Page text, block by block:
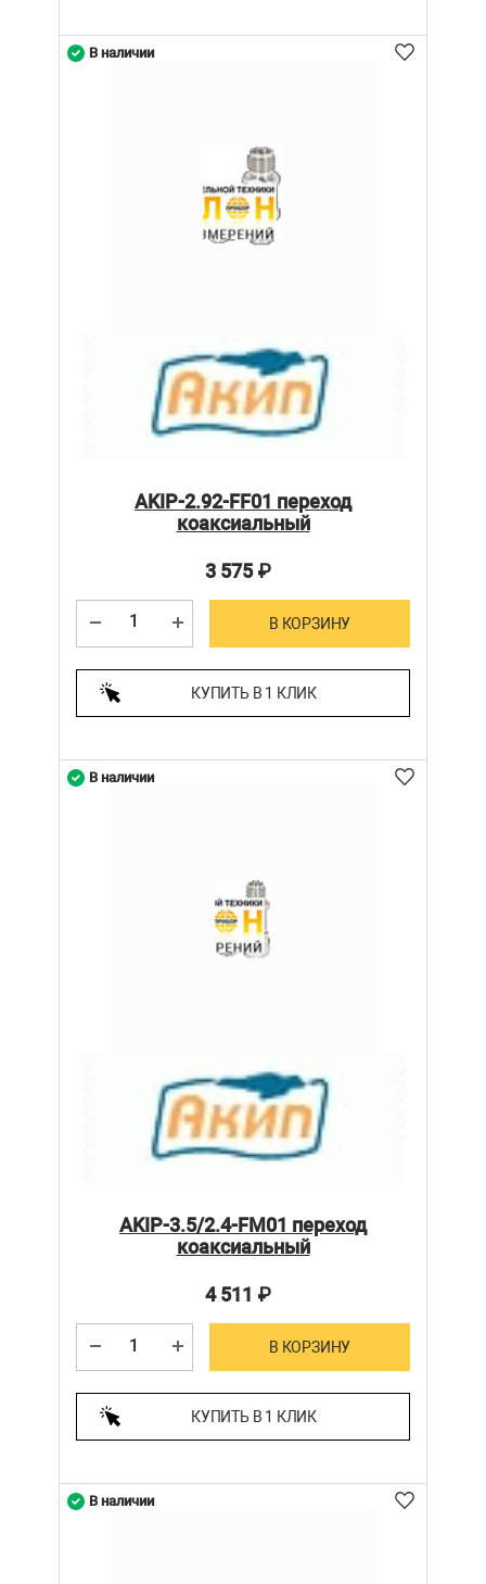
AKIP-2.92-FF01 переход
коаксиальный
3 575₽
В КОРЗИНУ
КУПИТЬ В 1 КЛИК
В наличии
AKIP-3.5/2.4-FM01 переход
коаксиальный
4 511 ₽
В КОРЗИНУ
КУПИТЬ В 1 КЛИК
В наличии
В наличии